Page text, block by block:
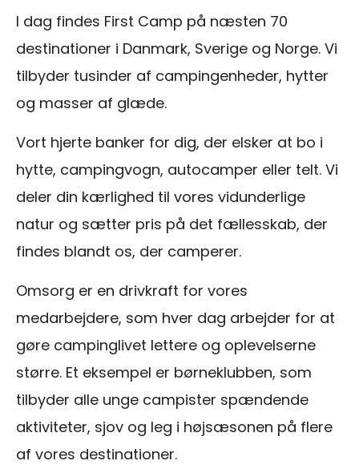
I dag findes First Camp på næsten 70
destinationer i Danmark, Sverige og Norge. Vi
tilbyder tusinder af campingenheder, hytter
og masser af glæde.
Vort hjerte banker for dig, der elsker at bo i
hytte, campingvogn, autocamper eller telt. Vi
deler din kærlighed til vores vidunderlige
natur og sætter pris på det fællesskab, der
findes blandt os, der camperer.
Omsorg er en drivkraft for vores
medarbejdere, som hver dag arbejder for at
gøre campinglivet lettere og oplevelserne
større. Et eksempel er børneklubben, som
tilbyder alle unge campister spændende
aktiviteter, sjov og leg i højsæsonen på flere
af vores destinationer.